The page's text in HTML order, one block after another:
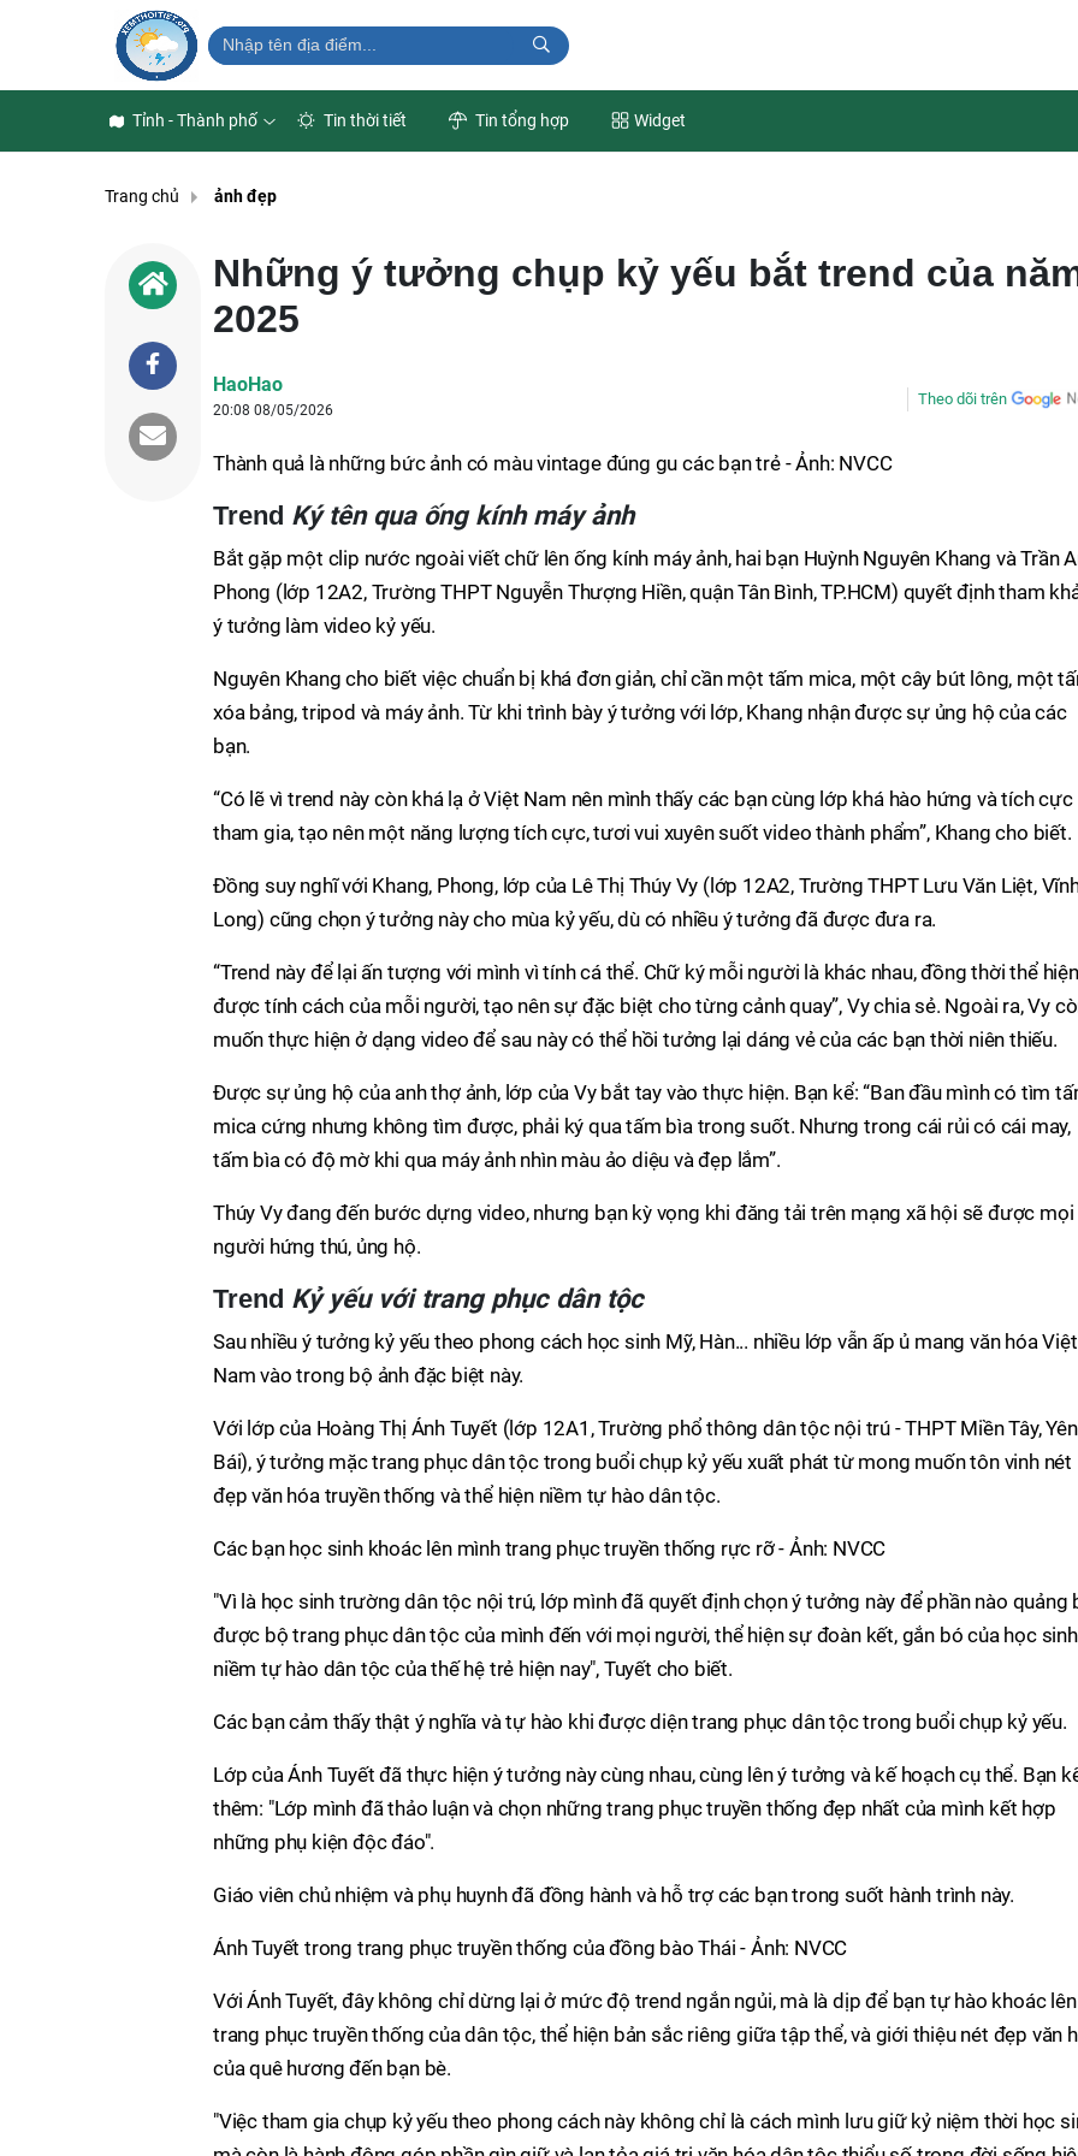
Tỉnh - Thành phố Tin thời tiết Tin tổng hợp Widget
Trang chủ ảnh đẹp
Những ý tưởng chụp kỷ yếu bắt trend của
2025
HaoHao
20:08 08/05/2026
Theo dõi trên
Thành quả là những bức ảnh có màu vintage đúng gu các bạn trẻ - Ảnh: NVCC
Trend Ký tên qua ống kính máy ảnh
Bắt gặp một clip nước ngoài viết chữ lên ống kính máy ảnh, hai bạn Huỳnh Nguyên Khang và Trần
Phong (lớp 12A2, Trường THPT Nguyễn Thượng Hiền, quận Tân Bình, TP.HCM) quyết định tham
ý tưởng làm video kỷ yếu.
Nguyên Khang cho biết việc chuẩn bị khá đơn giản, chỉ cần một tấm mica, một cây bút lông, một
xóa bảng, tripod và máy ảnh. Từ khi trình bày ý tưởng với lớp, Khang nhận được sự ủng hộ của các
bạn.
“Có lẽ vì trend này còn khá lạ ở Việt Nam nên mình thấy các bạn cùng lớp khá hào hứng và tích cực
tham gia, tạo nên một năng lượng tích cực, tươi vui xuyên suốt video thành phẩm”, Khang cho biết.
Đồng suy nghĩ với Khang, Phong, lớp của Lê Thị Thúy Vy (lớp 12A2, Trường THPT Lưu Văn Liệt,
Long) cũng chọn ý tưởng này cho mùa kỷ yếu, dù có nhiều ý tưởng đã được đưa ra.
“Trend này để lại ấn tượng với mình vì tính cá thể. Chữ ký mỗi người là khác nhau, đồng thời thể hiện
được tính cách của mỗi người, tạo nên sự đặc biệt cho từng cảnh quay”, Vy chia sẻ. Ngoài ra, Vy
muốn thực hiện ở dạng video để sau này có thể hồi tưởng lại dáng vẻ của các bạn thời niên thiếu.
Được sự ủng hộ của anh thợ ảnh, lớp của Vy bắt tay vào thực hiện. Bạn kể: “Ban đầu mình có tìm
mica cứng nhưng không tìm được, phải ký qua tấm bìa trong suốt. Nhưng trong cái rủi có cái may,
tấm bìa có độ mờ khi qua máy ảnh nhìn màu ảo diệu và đẹp lắm”.
Thúy Vy đang đến bước dựng video, nhưng bạn kỳ vọng khi đăng tải trên mạng xã hội sẽ được mọi
người hứng thú, ủng hộ.
Trend Kỷ yếu với trang phục dân tộc
Sau nhiều ý tưởng kỷ yếu theo phong cách học sinh Mỹ, Hàn... nhiều lớp vẫn ấp ủ mang văn hóa Việt
Nam vào trong bộ ảnh đặc biệt này.
Với lớp của Hoàng Thị Ánh Tuyết (lớp 12A1, Trường phổ thông dân tộc nội trú - THPT Miền Tây, Yên
Bái), ý tưởng mặc trang phục dân tộc trong buổi chụp kỷ yếu xuất phát từ mong muốn tôn vinh nét
đẹp văn hóa truyền thống và thể hiện niềm tự hào dân tộc.
Các bạn học sinh khoác lên mình trang phục truyền thống rực rỡ - Ảnh: NVCC
"Vì là học sinh trường dân tộc nội trú, lớp mình đã quyết định chọn ý tưởng này để phần nào quảng
được bộ trang phục dân tộc của mình đến với mọi người, thể hiện sự đoàn kết, gắn bó của học
niềm tự hào dân tộc của thế hệ trẻ hiện nay", Tuyết cho biết.
Các bạn cảm thấy thật ý nghĩa và tự hào khi được diện trang phục dân tộc trong buổi chụp kỷ yếu.
Lớp của Ánh Tuyết đã thực hiện ý tưởng này cùng nhau, cùng lên ý tưởng và kế hoạch cụ thể. Bạn
thêm: "Lớp mình đã thảo luận và chọn những trang phục truyền thống đẹp nhất của mình kết hợp
những phụ kiện độc đáo".
Giáo viên chủ nhiệm và phụ huynh đã đồng hành và hỗ trợ các bạn trong suốt hành trình này.
Ánh Tuyết trong trang phục truyền thống của đồng bào Thái - Ảnh: NVCC
Với Ánh Tuyết, đây không chỉ dừng lại ở mức độ trend ngắn ngủi, mà là dịp để bạn tự hào khoác
trang phục truyền thống của dân tộc, thể hiện bản sắc riêng giữa tập thể, và giới thiệu nét đẹp văn
của quê hương đến bạn bè.
"Việc tham gia chụp kỷ yếu theo phong cách này không chỉ là cách mình lưu giữ kỷ niệm thời học